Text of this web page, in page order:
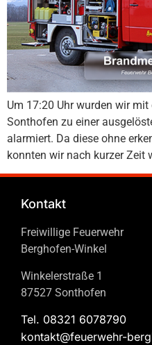
Um 17:20 Uhr wurden wir
Sonthofen zu einer
alarmiert. Da diese ohne
konnten wir nach kurzer Zeit
Kontakt
Freiwillige Feuerwehr
Berghofen-Winkel
Winkelerstraße 1
87527 Sonthofen
Tel. 08321 6078790
kontakt@feuerwehr-